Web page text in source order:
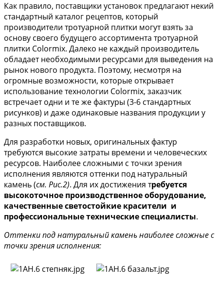
Как правило, поставщики установок предлагают некий
стандартный каталог рецептов, который
производители тротуарной плитки могут взять за
основу своего будущего ассортимента тротуарной
плитки Colormix. Далеко не каждый производитель
обладает необходимыми ресурсами для выведения на
рынок нового продукта. Поэтому, несмотря на
огромные возможности, которые открывает
использование технологии Colormix, заказчик
встречает одни и те же фактуры (3-6 стандартных
рисунков) и даже одинаковые названия продукции у
разных поставщиков.
Для разработки новых, оригинальных фактур
требуются высокие затраты времени и человеческих
ресурсов. Наиболее сложными с точки зрения
исполнения являются оттенки под натуральный
камень (см. Рис.2). Для их достижения требуется
высокоточное производственное оборудование,
качественные светостойкие красители и
профессиональные технические специалисты.
Оттенки под натуральный камень наиболее сложные с
точки зрения исполнения: